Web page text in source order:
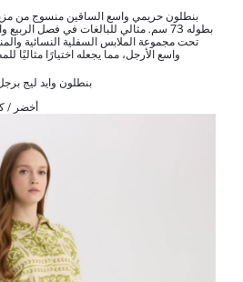
بنطلون حريمي واسع الساقين منسوج من
بطوله 73 سم. مثالي للبالغات في فصل
تحت مجموعة الملابس السفلية النسائية
واسع الأرجل، مما يجعله اختيارًا
بنطلون وايد ليج
أخضر /